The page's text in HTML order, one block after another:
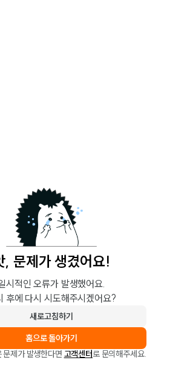
, 문제가 생겼어요!
시적인 오류가 발생했어요.
후에 다시 시도해주시겠어요?
새로고침하기
홈으로 돌아가기
문제가 발생한다면 고객센터로 문의해주세요.